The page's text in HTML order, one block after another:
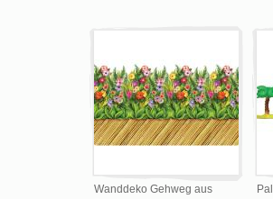
Wanddeko Gehweg aus